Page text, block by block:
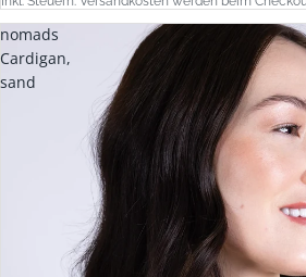
nomads
Cardigan,
sand